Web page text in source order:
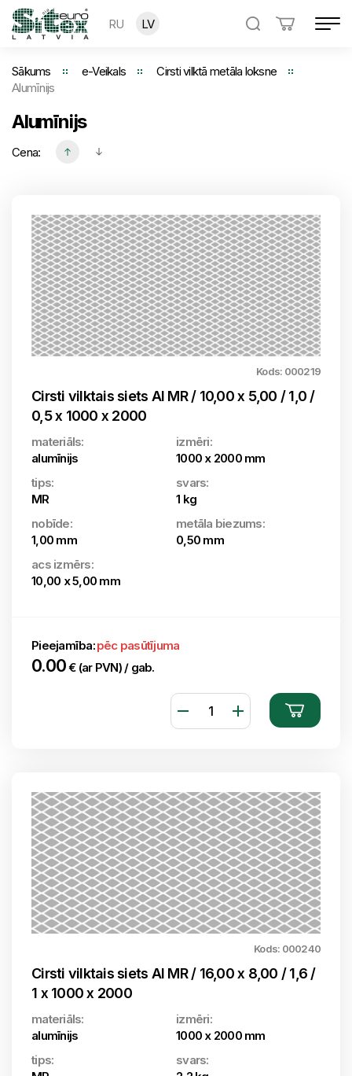
RU LV
Sākums e-Veikals
Cirsti vilktā metāla loksne
Alumīnijs
Alumīnijs
Cena:
Kods: 000219
Cirsti vilktais siets Al MR / 10,00 x 5,00 / 1,0 /
0,5 x 1000 x 2000
materiāls:
alumīnijs
izmēri:
1000 x 2000 mm
tips:
MR
svars:
1 kg
nobīde:
1,00 mm
metāla biezums:
0,50 mm
acs izmērs:
10,00 x 5,00 mm
Pieejamība:pēc pasūtījuma
0.00€ (ar PVN) / gab.
Kods: 000240
Cirsti vilktais siets Al MR / 16,00 x 8,00 / 1,6 /
1 x 1000 x 2000
materiāls:
alumīnijs
izmēri:
1000 x 2000 mm
tips:
svars: